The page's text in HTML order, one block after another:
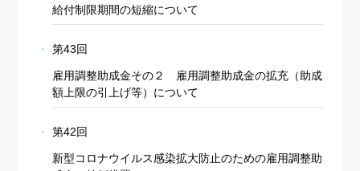
給付制限期間の短縮について
第43回
雇用調整助成金その２ 雇用調整助成金の拡充（助成
額上限の引上げ等）について
第42回
新型コロナウイルス感染拡大防止のための雇用調整助